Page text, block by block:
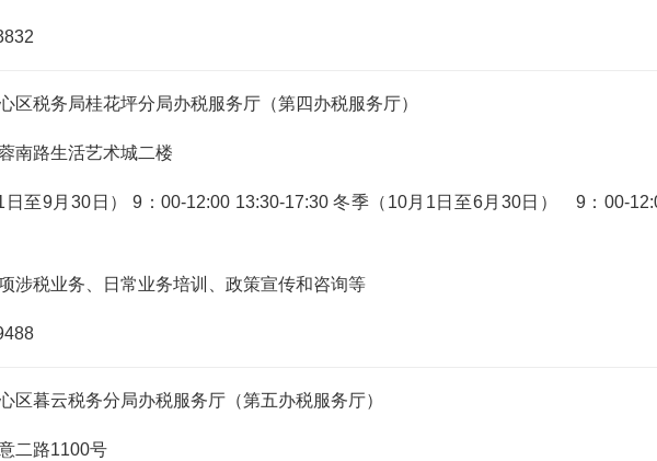
区税务局桂花坪分局办税服务厅（第四办税服务厅）
南路生活艺术城二楼
日至9月30日） 9：00-12:00 13:30-17:30 冬季（10月1日至6月30日） 9：00-
涉税业务、日常业务培训、政策宣传和咨询等
区暮云税务分局办税服务厅（第五办税服务厅）
二路1100号